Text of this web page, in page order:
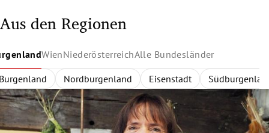
Aus den Regionen
WienNiederösterreichAlle Bundesländer
Nordburgenland Eisenstadt
Innerhalb des Gürtels Außerhalb des Gürtels
Rund um Wien Zentralregion
Bundesländer Wien Niederösterreich Burgenland